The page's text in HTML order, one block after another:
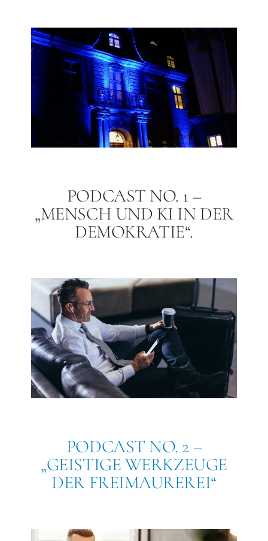
PODCAST NO. 1 –
„MENSCH UND KI IN DER
DEMOKRATIE“.
PODCAST NO. 2 –
„GEISTIGE WERKZEUGE
DER FREIMAUREREI“